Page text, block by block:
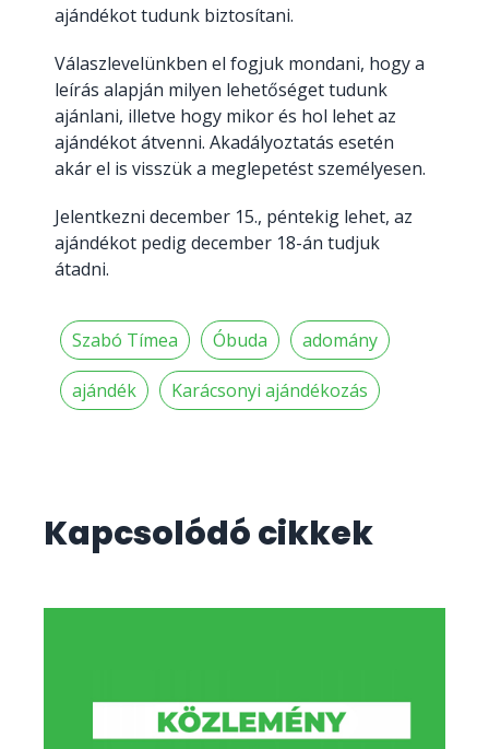
ajándékot tudunk biztosítani.
Válaszlevelünkben el fogjuk mondani, hogy a
leírás alapján milyen lehetőséget tudunk
ajánlani, illetve hogy mikor és hol lehet az
ajándékot átvenni. Akadályoztatás esetén
akár el is visszük a meglepetést személyesen.
Jelentkezni december 15., péntekig lehet, az
ajándékot pedig december 18-án tudjuk
átadni.
Szabó Tímea Óbuda adomány
ajándék Karácsonyi ajándékozás
Kapcsolódó cikkek